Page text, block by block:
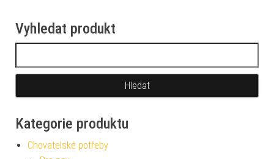
Vyhledat produkt
Kategorie produktu
Chovatelské potřeby